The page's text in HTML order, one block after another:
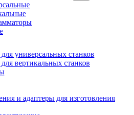
универсальных станков
вертикальных станков
и адаптеры для изготовления